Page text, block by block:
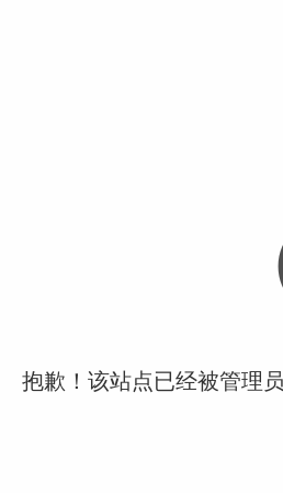
抱歉！该站点已经被管理